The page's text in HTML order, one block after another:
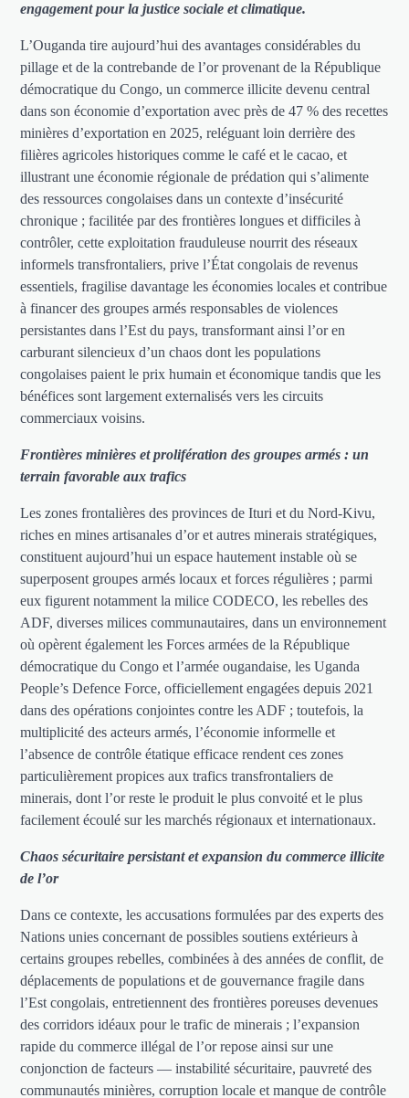
engagement pour la justice sociale et climatique.
L’Ouganda tire aujourd’hui des avantages considérables du
pillage et de la contrebande de l’or provenant de la République
démocratique du Congo, un commerce illicite devenu central
dans son économie d’exportation avec près de 47 % des recettes
minières d’exportation en 2025, reléguant loin derrière des
filières agricoles historiques comme le café et le cacao, et
illustrant une économie régionale de prédation qui s’alimente
des ressources congolaises dans un contexte d’insécurité
chronique ; facilitée par des frontières longues et difficiles à
contrôler, cette exploitation frauduleuse nourrit des réseaux
informels transfrontaliers, prive l’État congolais de revenus
essentiels, fragilise davantage les économies locales et contribue
à financer des groupes armés responsables de violences
persistantes dans l’Est du pays, transformant ainsi l’or en
carburant silencieux d’un chaos dont les populations
congolaises paient le prix humain et économique tandis que les
bénéfices sont largement externalisés vers les circuits
commerciaux voisins.
Frontières minières et prolifération des groupes armés : un
terrain favorable aux trafics
Les zones frontalières des provinces de Ituri et du Nord-Kivu,
riches en mines artisanales d’or et autres minerais stratégiques,
constituent aujourd’hui un espace hautement instable où se
superposent groupes armés locaux et forces régulières ; parmi
eux figurent notamment la milice CODECO, les rebelles des
ADF, diverses milices communautaires, dans un environnement
où opèrent également les Forces armées de la République
démocratique du Congo et l’armée ougandaise, les Uganda
People’s Defence Force, officiellement engagées depuis 2021
dans des opérations conjointes contre les ADF ; toutefois, la
multiplicité des acteurs armés, l’économie informelle et
l’absence de contrôle étatique efficace rendent ces zones
particulièrement propices aux trafics transfrontaliers de
minerais, dont l’or reste le produit le plus convoité et le plus
facilement écoulé sur les marchés régionaux et internationaux.
Chaos sécuritaire persistant et expansion du commerce illicite
de l’or
Dans ce contexte, les accusations formulées par des experts des
Nations unies concernant de possibles soutiens extérieurs à
certains groupes rebelles, combinées à des années de conflit, de
déplacements de populations et de gouvernance fragile dans
l’Est congolais, entretiennent des frontières poreuses devenues
des corridors idéaux pour le trafic de minerais ; l’expansion
rapide du commerce illégal de l’or repose ainsi sur une
conjonction de facteurs — instabilité sécuritaire, pauvreté des
communautés minières, corruption locale et manque de contrôle